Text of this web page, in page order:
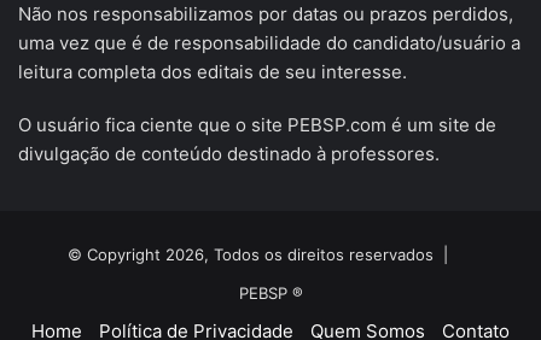
Não nos responsabilizamos por datas ou prazos perdidos,
uma vez que é de responsabilidade do candidato/usuário a
leitura completa dos editais de seu interesse.
O usuário fica ciente que o site PEBSP.com é um site de
divulgação de conteúdo destinado à professores.
© Copyright 2026, Todos os direitos reservados |
PEBSP ®
Home Política de Privacidade Quem Somos Contato